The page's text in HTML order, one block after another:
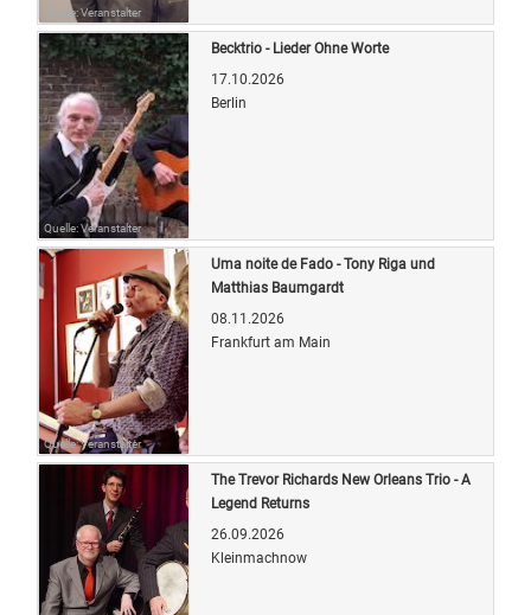
Quelle: Veranstalter
Quelle: Veranstalter
Becktrio - Lieder Ohne Worte
17.10.2026
Berlin
Quelle: Veranstalter
Uma noite de Fado - Tony Riga und
Matthias Baumgardt
08.11.2026
Frankfurt am Main
The Trevor Richards New Orleans Trio - A
Legend Returns
26.09.2026
Kleinmachnow